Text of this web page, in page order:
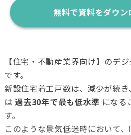
無料で資料をダウン
【住宅・不動産業界向け】のデ
です。
新設住宅着工戸数は、減少が続
は 過去30年で最も低水準 になる
す。
このような景気低迷時において